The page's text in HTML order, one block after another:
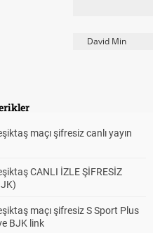
David Min
maçı şifresiz canlı yayın
CANLI İZLE ŞİFRESİZ
maçı şifresiz S Sport Plus
BJK link